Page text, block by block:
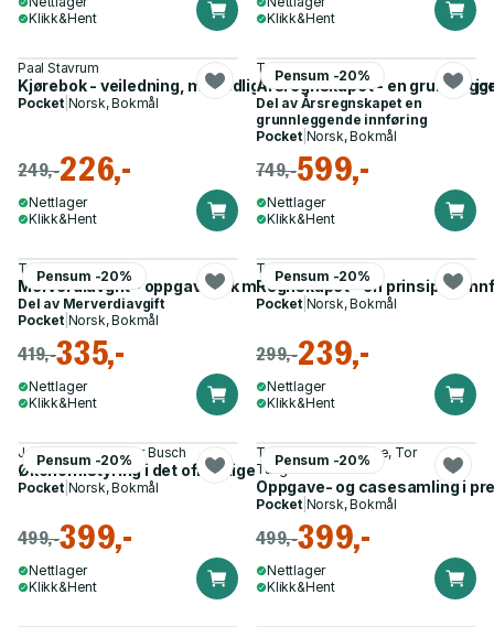
Klikk&Hent
Klikk&Hent
Paal Stavrum
Kjørebok - veiledning, månedlige skjemaer,
Pocket| Norsk, Bokmål
249,-226,-
Nettlager
Klikk&Hent
Pensum -20%
Trond Kristoffersen
Årsregnskapet - en
Del av Årsregnskapet en
grunnleggende innføring
Pocket| Norsk, Bokmål
749,-599,-
Nettlager
Klikk&Hent
Pensum -20%
Trond Kristoffersen
Merverdiavgift - oppgavebok med løsninger
Del av Merverdiavgift
Pocket| Norsk, Bokmål
419,-335,-
Nettlager
Klikk&Hent
Pensum -20%
Tor Busch
Regnskapet - en prinsipiell
Pocket| Norsk, Bokmål
299,-239,-
Nettlager
Klikk&Hent
Pensum -20%
Jan Ole Vanebo, Tor Busch
Økonomistyring i det offentlige
Pocket| Norsk, Bokmål
499,-399,-
Nettlager
Klikk&Hent
Pensum -20%
Tor Olav Nordtømme, Tor
Tangenes
Oppgave- og casesamling i
Pocket| Norsk, Bokmål
499,-399,-
Nettlager
Klikk&Hent